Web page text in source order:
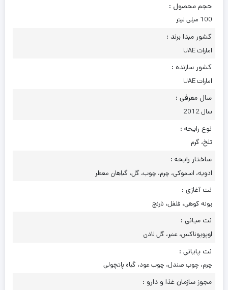
حجم محصول :
100 میلی لیتر
کشور مبدا برند :
امارات UAE
کشور سازنده :
امارات UAE
سال معرفی :
سال 2012
نوع رایحه :
تلخ، گرم
ساختار رایحه :
ادویه، اسموکی، چرم، چوب، گل، گیاهان معطر
نت آغازی :
پونه کوهی، فلفل، نارنج
نت میانی :
اوپوپوناکس، عنبر، گل لادن
نت پایانی :
چرم، چوب صندل، چوب عود، گیاه پاتچولی
مجوز سازمان غذا و دارو :